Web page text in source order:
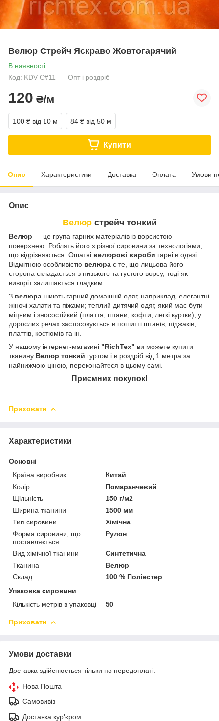
Велюр Стрейч Яскраво Жовтогарячий
В наявності
Код: KDV C#11
Опт і роздріб
120 ₴/м
100 ₴ від 10 м 84 ₴ від 50 м
Купити
Опис Характеристики Доставка Оплата Умови
Опис
Велюрстрейч тонкий
Велюр — це група гарних матеріалів із ворсистою
поверхнею. Роблять його з різної сировини за технологіями,
що відрізняються. Ошатні велюрові вироби гарні в одязі.
Відмітною особливістю велюра є те, що лицьова його
сторона складається з низького та густого ворсу, тоді як
виворіт залишається гладким.
З велюра шиють гарний домашній одяг, наприклад, елегантні
жіночі халати та піжами; теплий дитячий одяг, який має бути
міцним і зносостійкий (плаття, штани, кофти, легкі куртки); у
дорослих речах застосовується в пошитті штанів, піджаків,
платтів, костюмів та ін.
У нашому інтернет-магазині "RichTex" ви можете купити
тканину Велюр тонкий гуртом і в роздріб від 1 метра за
найнижчою ціною, переконайтеся в цьому самі.
Приємних покупок!
Приховати
Характеристики
Основні
Країна виробник
Китай
Колір
Помаранчевий
Щільність
150 г/м2
Ширина тканини
1500 мм
Тип сировини
Хімічна
Форма сировини, що
поставляється
Рулон
Вид хімічної тканини
Синтетична
Тканина
Велюр
Склад
100 % Поліестер
Упаковка сировини
Кількість метрів в упаковці
50
Приховати
Умови доставки
Доставка здійснюється тільки по передоплаті.
Нова Пошта
Самовивіз
Доставка кур'єром